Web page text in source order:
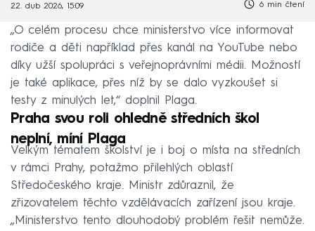
22. dub 2026, 15:09 6 min čtení
„O celém procesu chce ministerstvo více informovat
rodiče a děti například přes kanál na YouTube nebo
díky užší spolupráci s veřejnoprávními médii. Možností
je také aplikace, přes níž by se dalo vyzkoušet si
testy z minulých let,“ doplnil Plaga.
Praha svou roli ohledně středních škol
neplní, míní Plaga
Velkým tématem školství je i boj o místa na středních
v rámci Prahy, potažmo přilehlých oblastí
Středočeského kraje. Ministr zdůraznil, že
zřizovatelem těchto vzdělávacích zařízení jsou kraje.
„Ministerstvo tento dlouhodobý problém řešit nemůže.